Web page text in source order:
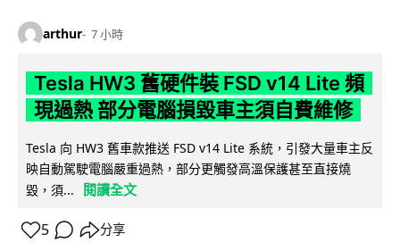
arthur 7 小時
Tesla HW3 舊硬件裝 FSD v14 Lite 頻
現過熱 部分電腦損毀車主須自費維修
Tesla 向 HW3 舊車款推送 FSD v14 Lite 系統，引發大量車主反
映自動駕駛電腦嚴重過熱，部分更觸發高溫保護甚至直接燒
毀，須...
閱讀全文
5 分享